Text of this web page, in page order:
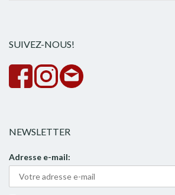
SUIVEZ-NOUS!
NEWSLETTER
Adresse e-mail: